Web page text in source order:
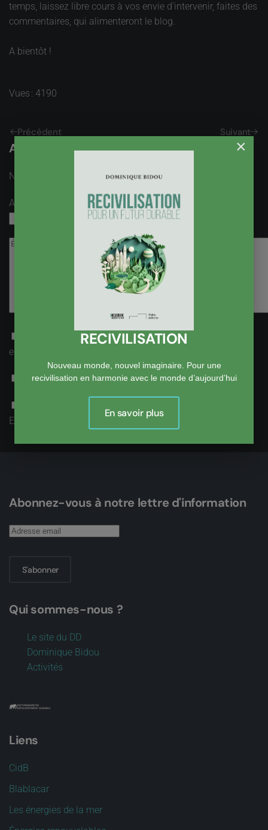
temps, laissez libre cours à vos envie d'intervenir, faites des
commentaires, qui alimenteront le blog.
A bientôt !
Vues : 4190
Précédent Suivant
Ajouter un Commentaire
Nom
Adresse email obligatoire, mais pas visible
Recevoir une notification par email lorsqu’une réponse
est postée
Accepter la politique de confidentialité
Enregistrer
Abonnez-vous à notre lettre d'information
S'abonner
Qui sommes-nous ?
Le site du DD
Dominique Bidou
Activités
Liens
CidB
Blablacar
Les énergies de la mer
×
RECIVILISATION
Nouveau monde, nouvel imaginaire. Pour une
recivilisation en harmonie avec le monde d’aujourd’hui
En savoir plus